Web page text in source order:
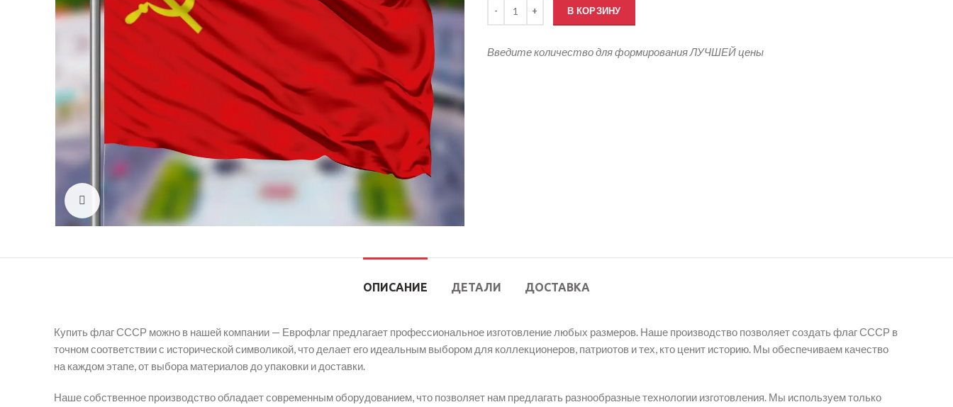
Click to enlarge
В КОРЗИНУ
Введите количество для формирования ЛУЧШЕЙ цены
ОПИСАНИЕ ДЕТАЛИ ДОСТАВКА
Купить флаг СССР можно в нашей компании — Еврофлаг предлагает профессиональное изготовление любых размеров. Наше производство позволяет создать флаг СССР в
точном соответствии с исторической символикой, что делает его идеальным выбором для коллекционеров, патриотов и тех, кто ценит историю. Мы обеспечиваем качество
на каждом этапе, от выбора материалов до упаковки и доставки.
Наше собственное производство обладает современным оборудованием, что позволяет нам предлагать разнообразные технологии изготовления. Мы используем только